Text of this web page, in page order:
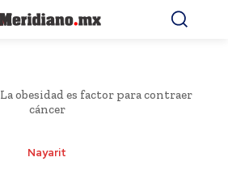
La obesidad es factor para contraer
cáncer
Nayarit